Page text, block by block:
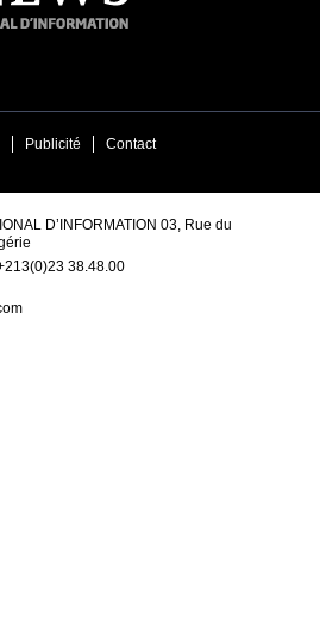
Publicité Contact
D’INFORMATION 03, Rue du
38.48.00